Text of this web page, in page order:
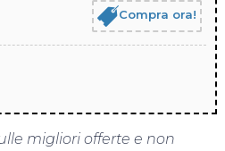
Compra ora!
migliori offerte e non